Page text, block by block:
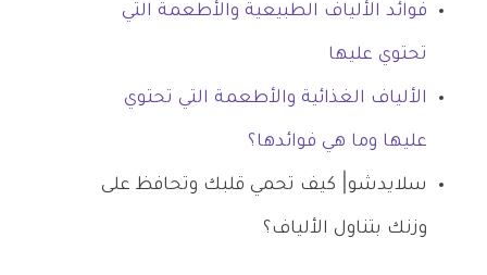
فوائد الألياف الطبيعية والأطعمة التي
تحتوي عليها
الألياف الغذائية والأطعمة التي تحتوي
عليها وما هي فوائدها؟
سلايدشو| كيف تحمي قلبك وتحافظ على
وزنك بتناول الألياف؟